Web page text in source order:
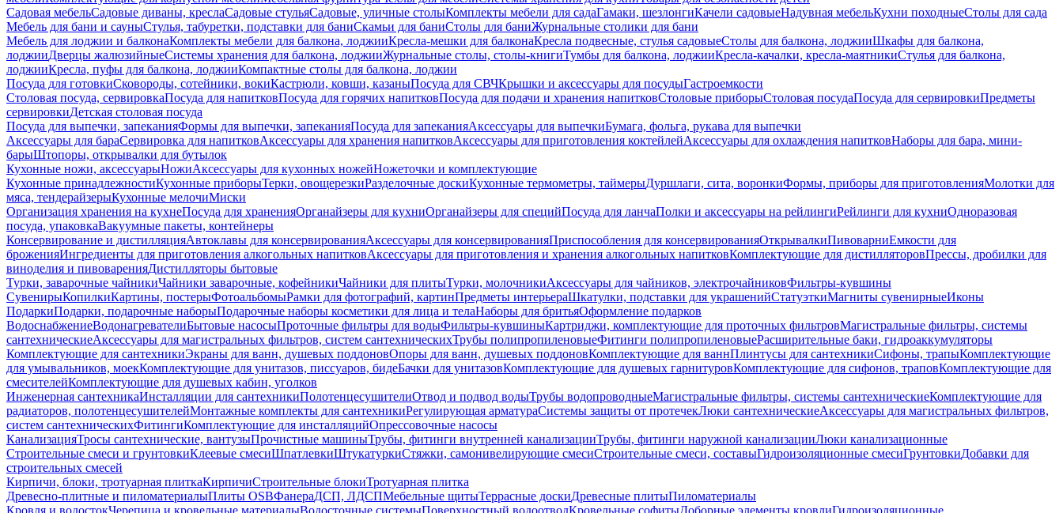
Садовая мебельСадовые диваны, креслаСадовые стульяСадовые, уличные столыКомплекты мебели для садаГамаки, шезлонгиКачели садовыеНадувная мебельКухни походныеСтолы для сада
Мебель для бани и сауныСтулья, табуретки, подставки для баниСкамьи для баниСтолы для баниЖурнальные столики для бани
Мебель для лоджии и балконаКомплекты мебели для балкона, лоджииКресла-мешки для балконаКресла подвесные, стулья садовыеСтолы для балкона, лоджииШкафы для балкона,
лоджииДверцы жалюзийныеСистемы хранения для балкона, лоджииЖурнальные столы, столы-книгиТумбы для балкона, лоджииКресла-качалки, кресла-маятникиСтулья для балкона,
лоджииКресла, пуфы для балкона, лоджииКомпактные столы для балкона, лоджии
Посуда для готовкиСковороды, сотейники, вокиКастрюли, ковши, казаныПосуда для СВЧКрышки и аксессуары для посудыГастроемкости
Столовая посуда, сервировкаПосуда для напитковПосуда для горячих напитковПосуда для подачи и хранения напитковСтоловые приборыСтоловая посудаПосуда для сервировкиПредметы
сервировкиДетская столовая посуда
Посуда для выпечки, запеканияФормы для выпечки, запеканияПосуда для запеканияАксессуары для выпечкиБумага, фольга, рукава для выпечки
Аксессуары для бараСервировка для напитковАксессуары для хранения напитковАксессуары для приготовления коктейлейАксессуары для охлаждения напитковНаборы для бара, мини-
барыШтопоры, открывалки для бутылок
Кухонные ножи, аксессуарыНожиАксессуары для кухонных ножейНожеточки и комплектующие
Кухонные принадлежностиКухонные приборыТерки, овощерезкиРазделочные доскиКухонные термометры, таймерыДуршлаги, сита, воронкиФормы, приборы для приготовленияМолотки для
мяса, тендерайзерыКухонные мелочиМиски
Организация хранения на кухнеПосуда для храненияОрганайзеры для кухниОрганайзеры для специйПосуда для ланчаПолки и аксессуары на рейлингиРейлинги для кухниОдноразовая
посуда, упаковкаВакуумные пакеты, контейнеры
Консервирование и дистилляцияАвтоклавы для консервированияАксессуары для консервированияПриспособления для консервированияОткрывалкиПивоварниЕмкости для
броженияИнгредиенты для приготовления алкогольных напитковАксессуары для приготовления и хранения алкогольных напитковКомплектующие для дистилляторовПрессы, дробилки для
виноделия и пивоваренияДистилляторы бытовые
Турки, заварочные чайникиЧайники заварочные, кофейникиЧайники для плитыТурки, молочникиАксессуары для чайников, электрочайниковФильтры-кувшины
СувенирыКопилкиКартины, постерыФотоальбомыРамки для фотографий, картинПредметы интерьераШкатулки, подставки для украшенийСтатуэткиМагниты сувенирныеИконы
ПодаркиПодарки, подарочные наборыПодарочные наборы косметики для лица и телаНаборы для бритьяОформление подарков
ВодоснабжениеВодонагревателиБытовые насосыПроточные фильтры для водыФильтры-кувшиныКартриджи, комплектующие для проточных фильтровМагистральные фильтры, системы
сантехническиеАксессуары для магистральных фильтров, систем сантехническихТрубы полипропиленовыеФитинги полипропиленовыеРасширительные баки, гидроаккумуляторы
Комплектующие для сантехникиЭкраны для ванн, душевых поддоновОпоры для ванн, душевых поддоновКомплектующие для ваннПлинтусы для сантехникиСифоны, трапыКомплектующие
для умывальников, моекКомплектующие для унитазов, писсуаров, бидеБачки для унитазовКомплектующие для душевых гарнитуровКомплектующие для сифонов, траповКомплектующие для
смесителейКомплектующие для душевых кабин, уголков
Инженерная сантехникаИнсталляции для сантехникиПолотенцесушителиОтвод и подвод водыТрубы водопроводныеМагистральные фильтры, системы сантехническиеКомплектующие для
радиаторов, полотенцесушителейМонтажные комплекты для сантехникиРегулирующая арматураСистемы защиты от протечекЛюки сантехническиеАксессуары для магистральных фильтров,
систем сантехническихФитингиКомплектующие для инсталляцийОпрессовочные насосы
КанализацияТросы сантехнические, вантузыПрочистные машиныТрубы, фитинги внутренней канализацииТрубы, фитинги наружной канализацииЛюки канализационные
Строительные смеси и грунтовкиКлеевые смесиШпатлевкиШтукатуркиСтяжки, самонивелирующие смесиСтроительные смеси, составыГидроизоляционные смесиГрунтовкиДобавки для
строительных смесей
Кирпичи, блоки, тротуарная плиткаКирпичиСтроительные блокиТротуарная плитка
Древесно-плитные и пиломатериалыПлиты OSBФанераДСП, ЛДСПМебельные щитыТеррасные доскиДревесные плитыПиломатериалы
Кровля и водостокЧерепица и кровельные материалыВодосточные системыПоверхностный водоотводКровельные софитыДоборные элементы кровлиГидроизоляционные